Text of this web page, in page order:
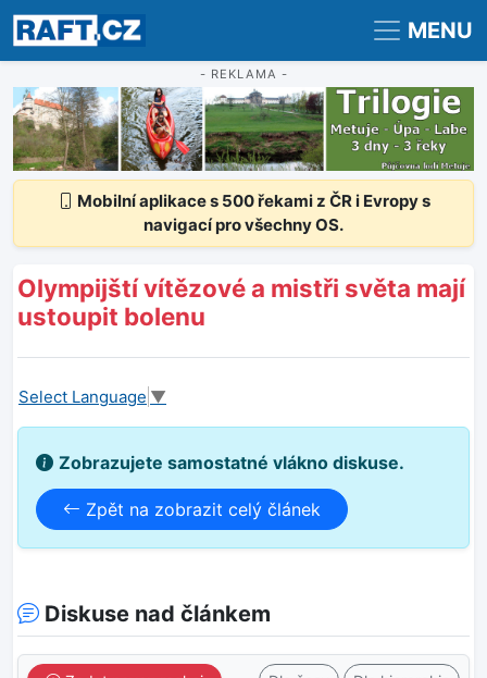
Registrace Přihlášení MENU
- REKLAMA -
Mobilní aplikace s 500 řekami z ČR i Evropy s
navigací pro všechny OS.
Olympijští vítězové a mistři světa mají
ustoupit bolenu
Select Language ▼
Zobrazujete samostatné vlákno diskuse.
Zpět na zobrazit celý článek
Diskuse nad článkem